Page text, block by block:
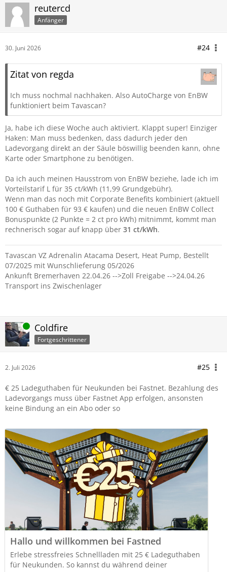
reutercd
Anfänger
30. Juni 2026 #24
Zitat von regda
Ich muss nochmal nachhaken. Also AutoCharge von EnBW
funktioniert beim Tavascan?
Ja, habe ich diese Woche auch aktiviert. Klappt super! Einziger
Haken: Man muss bedenken, dass dadurch jeder den
Ladevorgang direkt an der Säule böswillig beenden kann, ohne
Karte oder Smartphone zu benötigen.
Da ich auch meinen Hausstrom von EnBW beziehe, lade ich im
Vorteilstarif L für 35 ct/kWh (11,99 Grundgebühr).
Wenn man das noch mit Corporate Benefits kombiniert (aktuell
100 € Guthaben für 93 € kaufen) und die neuen EnBW Collect
Bonuspunkte (2 Punkte = 2 ct pro kWh) mitnimmt, kommt man
rechnerisch sogar auf knapp über 31 ct/kWh.
Tavascan VZ Adrenalin Atacama Desert, Heat Pump, Bestellt
07/2025 mit Wunschlieferung 05/2026
Ankunft Bremerhaven 22.04.26 -->Zoll Freigabe -->24.04.26
Transport ins Zwischenlager
Online Coldfire
Fortgeschrittener
2. Juli 2026 #25
€ 25 Ladeguthaben für Neukunden bei Fastnet. Bezahlung des
Ladevorgangs muss über Fastnet App erfolgen, ansonsten
keine Bindung an ein Abo oder so
Hallo und willkommen bei Fastned
Erlebe stressfreies Schnellladen mit 25 € Ladeguthaben
für Neukunden. So kannst du während deiner